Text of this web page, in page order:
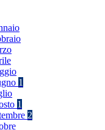
1
1
2